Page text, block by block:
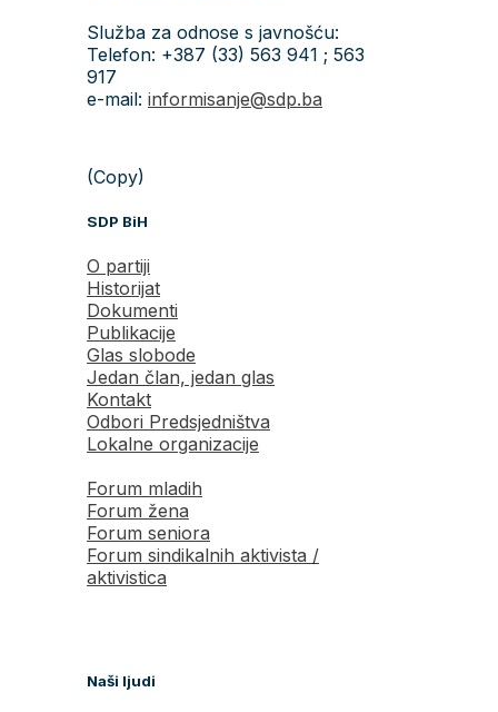
Služba za odnose s javnošću:
Telefon: +387 (33) 563 941 ; 563
917
e-mail: informisanje@sdp.ba
(Copy)
SDP BiH
O partiji
Historijat
Dokumenti
Publikacije
Glas slobode
Jedan član, jedan glas
Kontakt
Odbori Predsjedništva
Lokalne organizacije
Forum mladih
Forum žena
Forum seniora
Forum sindikalnih aktivista /
aktivistica
Naši ljudi